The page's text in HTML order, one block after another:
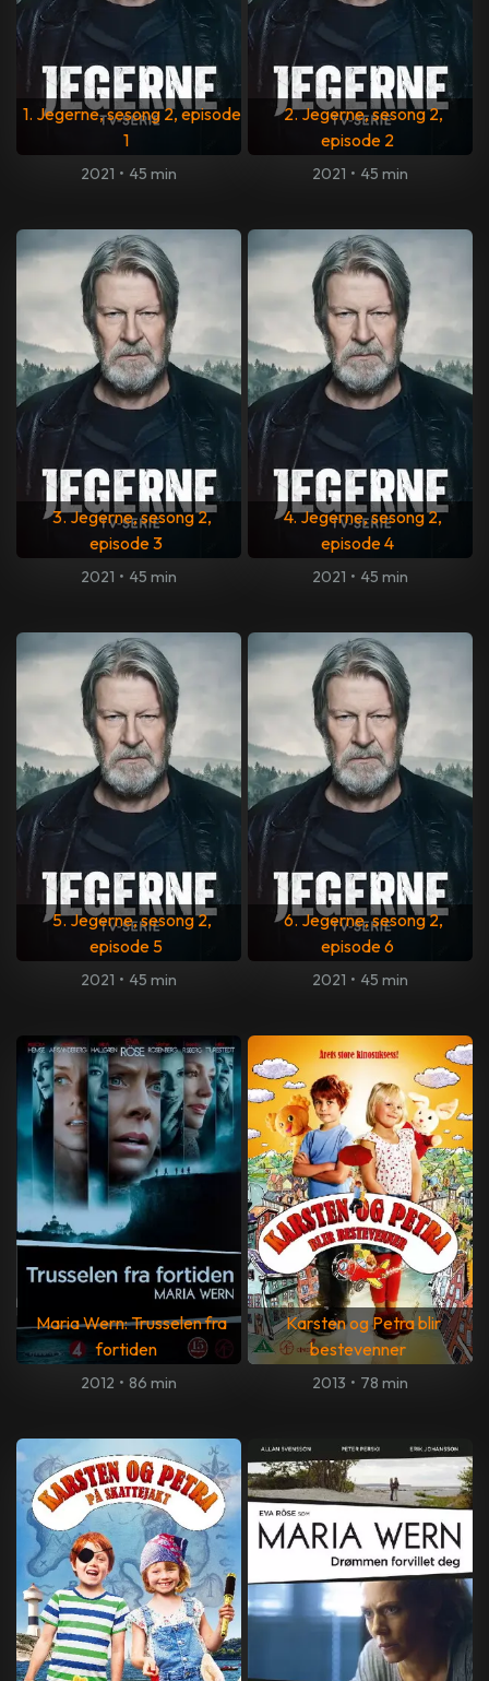
1. Jegerne, sesong 2, episode
1
2021 • 45 min
2. Jegerne, sesong 2,
episode 2
2021 • 45 min
3. Jegerne, sesong 2,
episode 3
2021 • 45 min
4. Jegerne, sesong 2,
episode 4
2021 • 45 min
5. Jegerne, sesong 2,
episode 5
2021 • 45 min
6. Jegerne, sesong 2,
episode 6
2021 • 45 min
Maria Wern: Trusselen fra
fortiden
2012 • 86 min
Karsten og Petra blir
bestevenner
2013 • 78 min